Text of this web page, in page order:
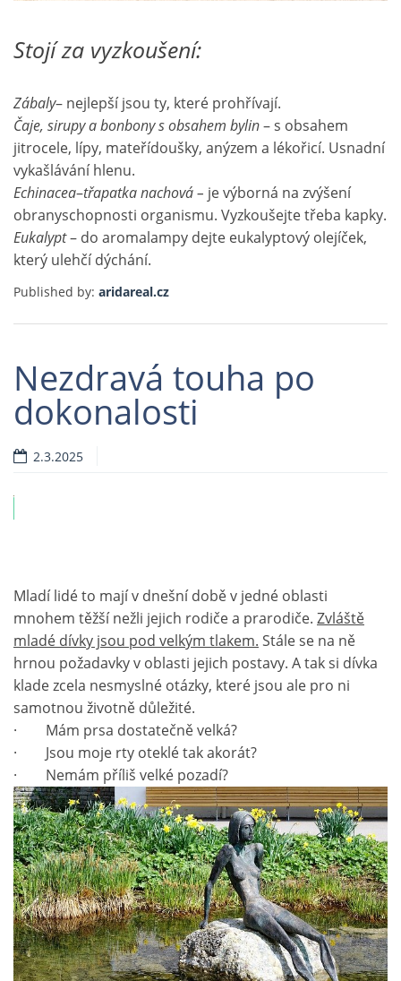
Stojí za vyzkoušení:
Zábaly– nejlepší jsou ty, které prohřívají.
Čaje, sirupy a bonbony s obsahem bylin– s obsahem
jitrocele, lípy, mateřídoušky, anýzem a lékořicí. Usnadní
vykašlávání hlenu.
Echinacea–třapatka nachová – je výborná na zvýšení
obranyschopnosti organismu. Vyzkoušejte třeba kapky.
Eukalypt– do aromalampy dejte eukalyptový olejíček,
který ulehčí dýchání.
Published by: aridareal.cz
Nezdravá touha po
dokonalosti
2.3.2025
Mladí lidé to mají v dnešní době v jedné oblasti
mnohem těžší nežli jejich rodiče a prarodiče. Zvláště
mladé dívky jsou pod velkým tlakem. Stále se na ně
hrnou požadavky v oblasti jejich postavy. A tak si dívka
klade zcela nesmyslné otázky, které jsou ale pro ni
samotnou životně důležité.
· Mám prsa dostatečně velká?
· Jsou moje rty oteklé tak akorát?
· Nemám příliš velké pozadí?